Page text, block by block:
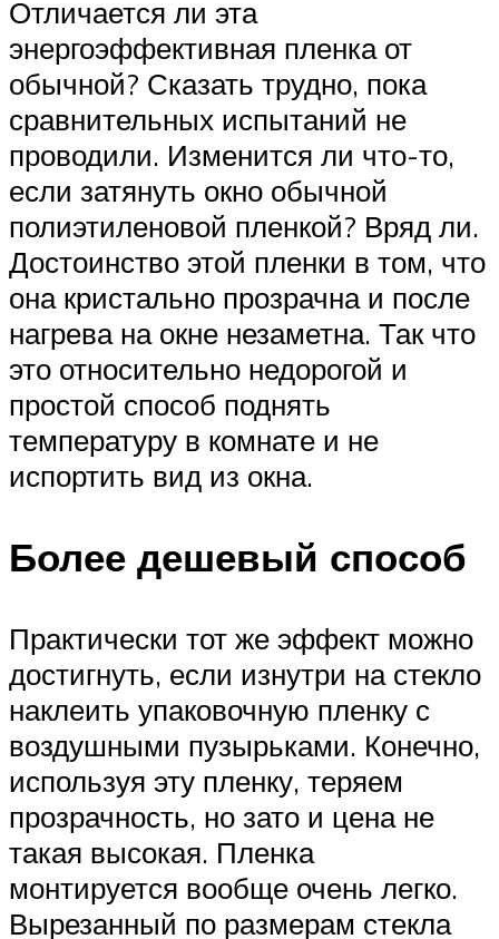
Отличается ли эта
энергоэффективная пленка от
обычной? Сказать трудно, пока
сравнительных испытаний не
проводили. Изменится ли что-то,
если затянуть окно обычной
полиэтиленовой пленкой? Вряд ли.
Достоинство этой пленки в том, что
она кристально прозрачна и после
нагрева на окне незаметна. Так что
это относительно недорогой и
простой способ поднять
температуру в комнате и не
испортить вид из окна.
Более дешевый способ
Практически тот же эффект можно
достигнуть, если изнутри на стекло
наклеить упаковочную пленку с
воздушными пузырьками. Конечно,
используя эту пленку, теряем
прозрачность, но зато и цена не
такая высокая. Пленка
монтируется вообще очень легко.
Вырезанный по размерам стекла